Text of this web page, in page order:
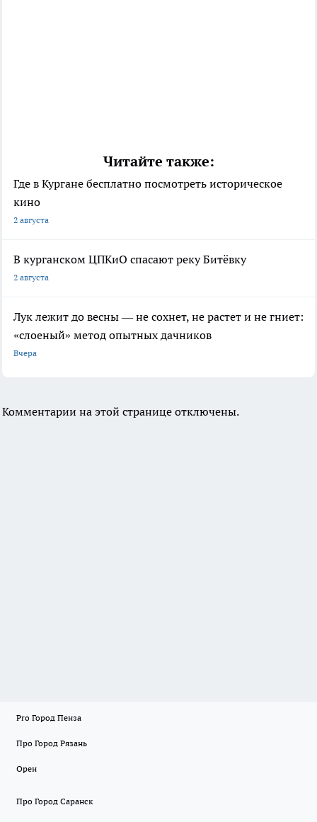
Читайте также:
Где в Кургане бесплатно посмотреть историческое
кино
2 августа
В курганском ЦПКиО спасают реку Битёвку
2 августа
Лук лежит до весны — не сохнет, не растет и не гниет:
«слоеный» метод опытных дачников
Вчера
Комментарии на этой странице отключены.
Pro Город Пенза
Про Город Рязань
Орен
Про Город Саранск